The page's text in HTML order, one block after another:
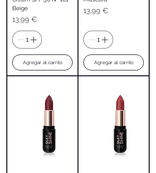
Beige
Precio
13,99 €
Agregar al carrito
Precio
13,99 €
Agregar al carrito